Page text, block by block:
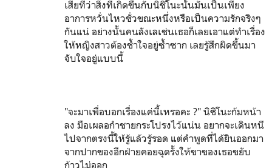
เสียทีว่าสิ่งที่เกิดขึ้นกับนิชิโนะนั้นมันเป็นเพียง
อาการหวั่นไหวชั่วขณะหนึ่งหรือเป็นความรักจริงๆ
กันแน่ อย่างนั้นคนลังเลเช่นเธอก็เลยเอาแต่ทำเรื่อง
ให้หญิงสาวต้องช้ำใจอยู่ซ้ำซาก เลยรู้สึกผิดขึ้นมา
จับใจอยู่แบบนี้
"จะมาเพื่อบอกเรื่องแค่นี้เหรอคะ ?" นิชิโนะก้มหน้า
ลง มือเผลอกำชายกระโปรงไว้แน่น อยากจะเดินหนี
ไปจากตรงนี้ให้รู้แล้วรู้รอด แต่คำพูดที่ได้ยินออกมา
จากปากของอีกฝ่ายคอยฉุดรั้งให้ขาของเธอขยับ
ก้าวไม่ออก